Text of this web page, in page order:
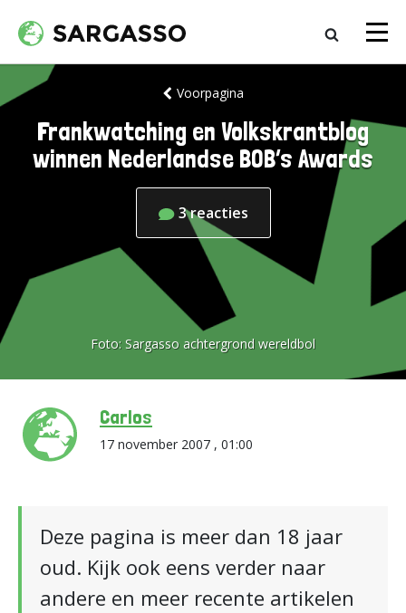
Voorpagina
Frankwatching en Volkskrantblog
winnen Nederlandse BOB’s Awards
3reacties
Foto: Sargasso achtergrond wereldbol
Carlos
17 november 2007 , 01:00
Deze pagina is meer dan 18 jaar
oud. Kijk ook eens verder naar
andere en meer recente artikelen